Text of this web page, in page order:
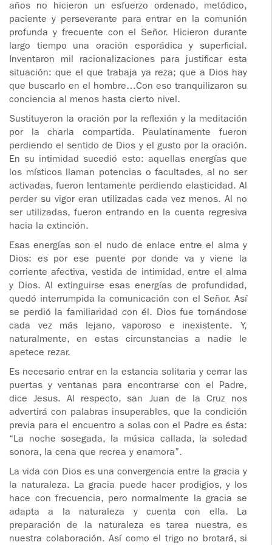
años no hicieron un esfuerzo ordenado, metódico,
paciente y perseverante para entrar en la comunión
profunda y frecuente con el Señor. Hicieron durante
largo tiempo una oración esporádica y superficial.
Inventaron mil racionalizaciones para justificar esta
situación: que el que trabaja ya reza; que a Dios hay
que buscarlo en el hombre…Con eso tranquilizaron su
conciencia al menos hasta cierto nivel.
Sustituyeron la oración por la reflexión y la meditación
por la charla compartida. Paulatinamente fueron
perdiendo el sentido de Dios y el gusto por la oración.
En su intimidad sucedió esto: aquellas energías que
los místicos llaman potencias o facultades, al no ser
activadas, fueron lentamente perdiendo elasticidad. Al
perder su vigor eran utilizadas cada vez menos. Al no
ser utilizadas, fueron entrando en la cuenta regresiva
hacia la extinción.
Esas energías son el nudo de enlace entre el alma y
Dios: es por ese puente por donde va y viene la
corriente afectiva, vestida de intimidad, entre el alma
y Dios. Al extinguirse esas energías de profundidad,
quedó interrumpida la comunicación con el Señor. Así
se perdió la familiaridad con él. Dios fue tornándose
cada vez más lejano, vaporoso e inexistente. Y,
naturalmente, en estas circunstancias a nadie le
apetece rezar.
Es necesario entrar en la estancia solitaria y cerrar las
puertas y ventanas para encontrarse con el Padre,
dice Jesus. Al respecto, san Juan de la Cruz nos
advertirá con palabras insuperables, que la condición
previa para el encuentro a solas con el Padre es ésta:
“La noche sosegada, la música callada, la soledad
sonora, la cena que recrea y enamora”.
La vida con Dios es una convergencia entre la gracia y
la naturaleza. La gracia puede hacer prodigios, y los
hace con frecuencia, pero normalmente la gracia se
adapta a la naturaleza y cuenta con ella. La
preparación de la naturaleza es tarea nuestra, es
nuestra colaboración. Así como el trigo no brotará, si